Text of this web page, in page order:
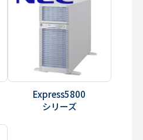
Express5800
シリーズ